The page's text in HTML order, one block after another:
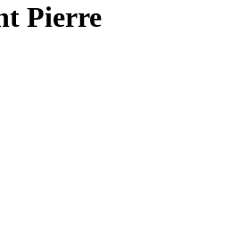
Pierre